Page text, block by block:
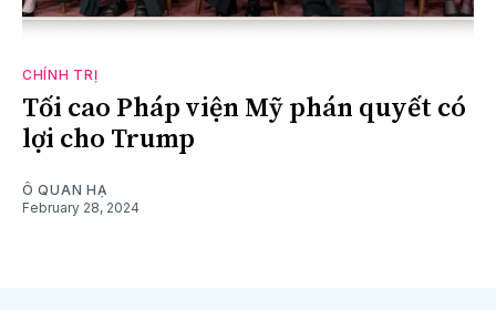
CHÍNH TRỊ
Tối cao Pháp viện Mỹ phán quyết có
lợi cho Trump
Ô QUAN HẠ
February 28, 2024